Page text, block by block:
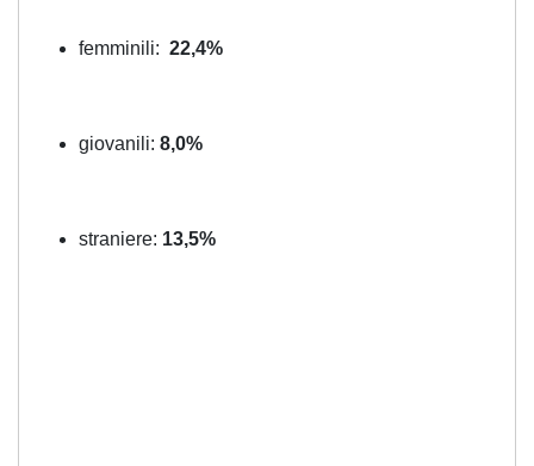
femminili: 22,4%
giovanili: 8,0%
straniere: 13,5%